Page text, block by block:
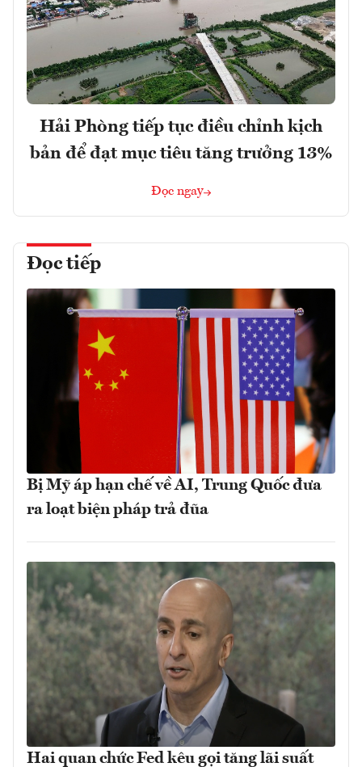
Hải Phòng tiếp tục điều chỉnh kịch
bản để đạt mục tiêu tăng trưởng 13%
Đọc ngay
Đọc tiếp
Bị Mỹ áp hạn chế về AI, Trung Quốc đưa
ra loạt biện pháp trả đũa
Hai quan chức Fed kêu gọi tăng lãi suất